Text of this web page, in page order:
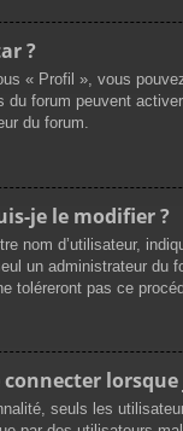
?
« Profil », vous
du forum peuvent
du forum.
je le modifier ?
nom d’utilisateur,
un administrateur du
toléreront pas ce
connecter
seuls les